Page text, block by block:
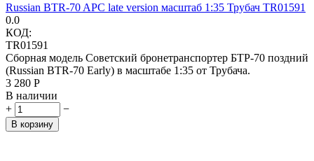
Russian BTR-70 APC late version масштаб 1:35 Трубач TR01591
0.0
КОД:
TR01591
Сборная модель Советский бронетранспортер БТР-70 поздний
(Russian BTR-70 Early) в масштабе 1:35 от Трубача.
3 280 Р
В наличии
+
−
В корзину